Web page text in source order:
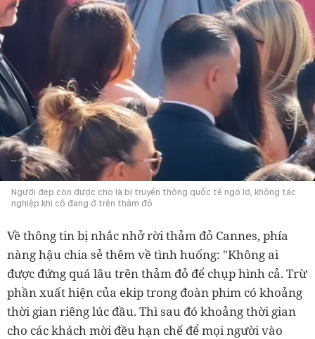
Người đẹp còn được cho là bị truyền thông quốc tế ngó lơ, không tác
nghiệp khi cô đang ở trên thảm đỏ
Về thông tin bị nhắc nhở rời thảm đỏ Cannes, phía
nàng hậu chia sẻ thêm về tình huống: "Không ai
được đứng quá lâu trên thảm đỏ để chụp hình cả. Trừ
phần xuất hiện của ekip trong đoàn phim có khoảng
thời gian riêng lúc đầu. Thì sau đó khoảng thời gian
cho các khách mời đều hạn chế để mọi người vào